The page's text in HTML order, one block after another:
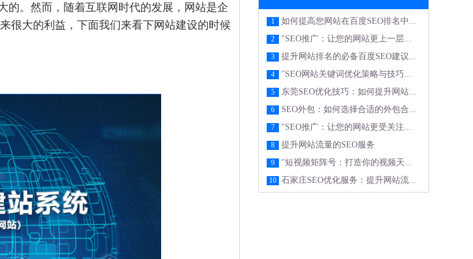
的。然而，随着互联网时代的发展，网站是企
很大的利益，下面我们来看下网站建设的时候
1 如何提高您网站在百度SEO排名中...
2 "SEO推广：让您的网站更上一层...
3 提升网站排名的必备百度SEO建议...
4 "SEO网站关键词优化策略与技巧...
5 东莞SEO优化技巧：如何提升网站...
6 SEO外包：如何选择合适的外包合...
7 "SEO推广：让您的网站更受关注...
8 提升网站流量的SEO服务
9 "短视频矩阵号：打造你的视频天...
10 石家庄SEO优化服务：提升网站流...